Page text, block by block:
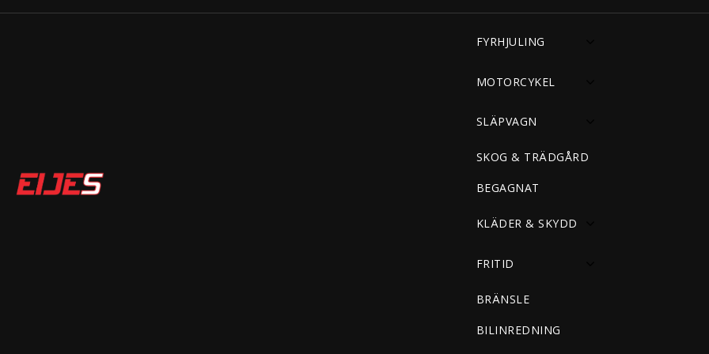
FYRHJULING
MOTORCYKEL
SLÄPVAGN
SKOG & TRÄDGÅRD
BEGAGNAT
KLÄDER & SKYDD
FRITID
BRÄNSLE
BILINREDNING